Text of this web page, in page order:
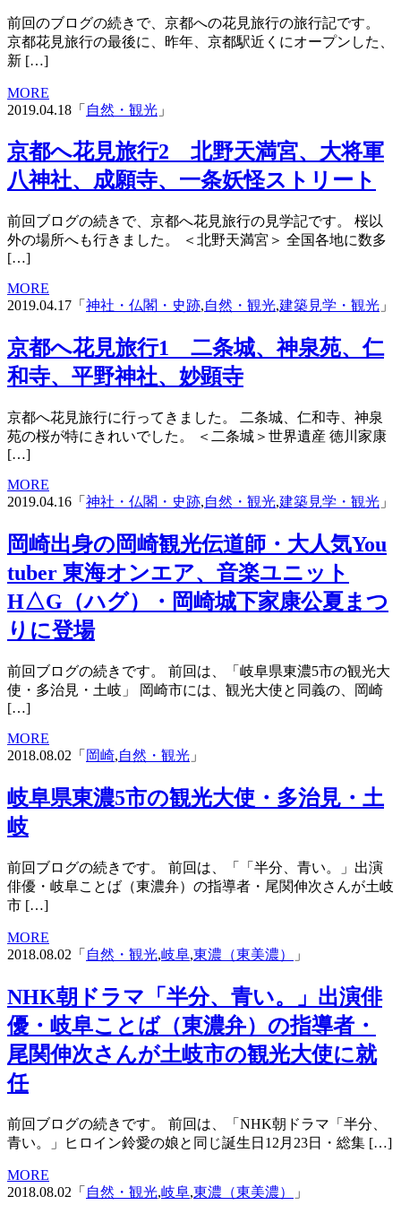
前回のブログの続きで、京都への花見旅行の旅行記です。
京都花見旅行の最後に、昨年、京都駅近くにオープンした、
新 […]
MORE
2019.04.18「 自然・観光 」
京都へ花見旅行2 北野天満宮、大将軍
八神社、成願寺、一条妖怪ストリート
前回ブログの続きで、京都へ花見旅行の見学記です。 桜以
外の場所へも行きました。 ＜北野天満宮＞ 全国各地に数多
[…]
MORE
2019.04.17「 神社・仏閣・史跡,自然・観光,建築見学・観光 」
京都へ花見旅行1 二条城、神泉苑、仁
和寺、平野神社、妙顕寺
京都へ花見旅行に行ってきました。 二条城、仁和寺、神泉
苑の桜が特にきれいでした。 ＜二条城＞世界遺産 徳川家康
[…]
MORE
2019.04.16「 神社・仏閣・史跡,自然・観光,建築見学・観光 」
岡崎出身の岡崎観光伝道師・大人気You
tuber 東海オンエア、音楽ユニット
H△G（ハグ）・岡崎城下家康公夏まつ
りに登場
前回ブログの続きです。 前回は、「岐阜県東濃5市の観光大
使・多治見・土岐」 岡崎市には、観光大使と同義の、岡崎
[…]
MORE
2018.08.02「 岡崎,自然・観光 」
岐阜県東濃5市の観光大使・多治見・土
岐
前回ブログの続きです。 前回は、「「半分、青い。」出演
俳優・岐阜ことば（東濃弁）の指導者・尾関伸次さんが土岐
市 […]
MORE
2018.08.02「 自然・観光,岐阜,東濃（東美濃） 」
NHK朝ドラマ「半分、青い。」出演俳
優・岐阜ことば（東濃弁）の指導者・
尾関伸次さんが土岐市の観光大使に就
任
前回ブログの続きです。 前回は、「NHK朝ドラマ「半分、
青い。」ヒロイン鈴愛の娘と同じ誕生日12月23日・総集 […]
MORE
2018.08.02「 自然・観光,岐阜,東濃（東美濃） 」